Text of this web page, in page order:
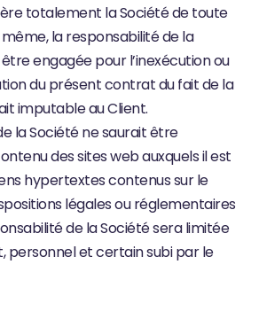
totalement la Société de toute
la responsabilité de la
engagée pour l’inexécution ou
du présent contrat du fait de la
imputable au Client.
la Société ne saurait être
des sites web auxquels il est
hypertextes contenus sur le
légales ou réglementaires
de la Société sera limitée
personnel et certain subi par le